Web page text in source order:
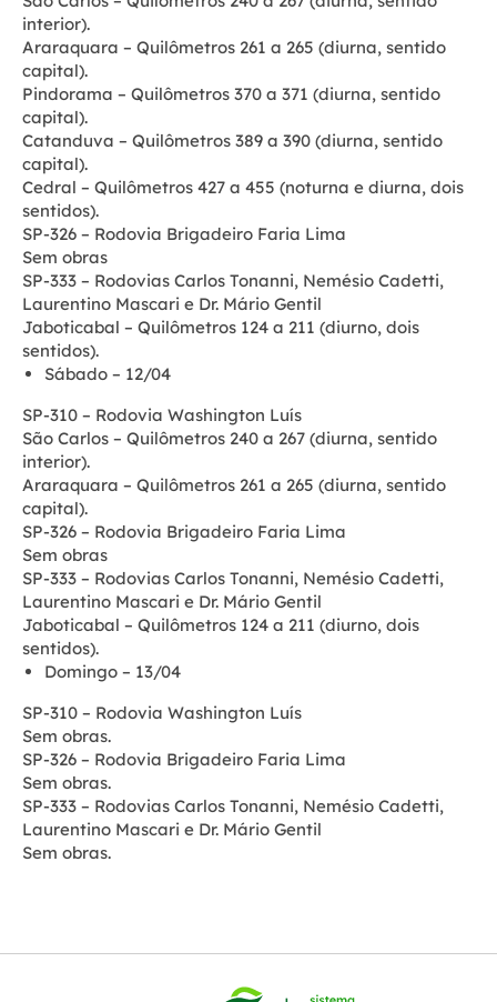
interior).
Araraquara – Quilômetros 261 a 265 (diurna, sentido
capital).
Pindorama – Quilômetros 370 a 371 (diurna, sentido
capital).
Catanduva – Quilômetros 389 a 390 (diurna, sentido
capital).
Cedral – Quilômetros 427 a 455 (noturna e diurna, dois
sentidos).
SP-326 – Rodovia Brigadeiro Faria Lima
Sem obras
SP-333 – Rodovias Carlos Tonanni, Nemésio Cadetti,
Laurentino Mascari e Dr. Mário Gentil
Jaboticabal – Quilômetros 124 a 211 (diurno, dois
sentidos).
Sábado – 12/04
SP-310 – Rodovia Washington Luís
São Carlos – Quilômetros 240 a 267 (diurna, sentido
interior).
Araraquara – Quilômetros 261 a 265 (diurna, sentido
capital).
SP-326 – Rodovia Brigadeiro Faria Lima
Sem obras
SP-333 – Rodovias Carlos Tonanni, Nemésio Cadetti,
Laurentino Mascari e Dr. Mário Gentil
Jaboticabal – Quilômetros 124 a 211 (diurno, dois
sentidos).
Domingo – 13/04
SP-310 – Rodovia Washington Luís
Sem obras.
SP-326 – Rodovia Brigadeiro Faria Lima
Sem obras.
SP-333 – Rodovias Carlos Tonanni, Nemésio Cadetti,
Laurentino Mascari e Dr. Mário Gentil
Sem obras.